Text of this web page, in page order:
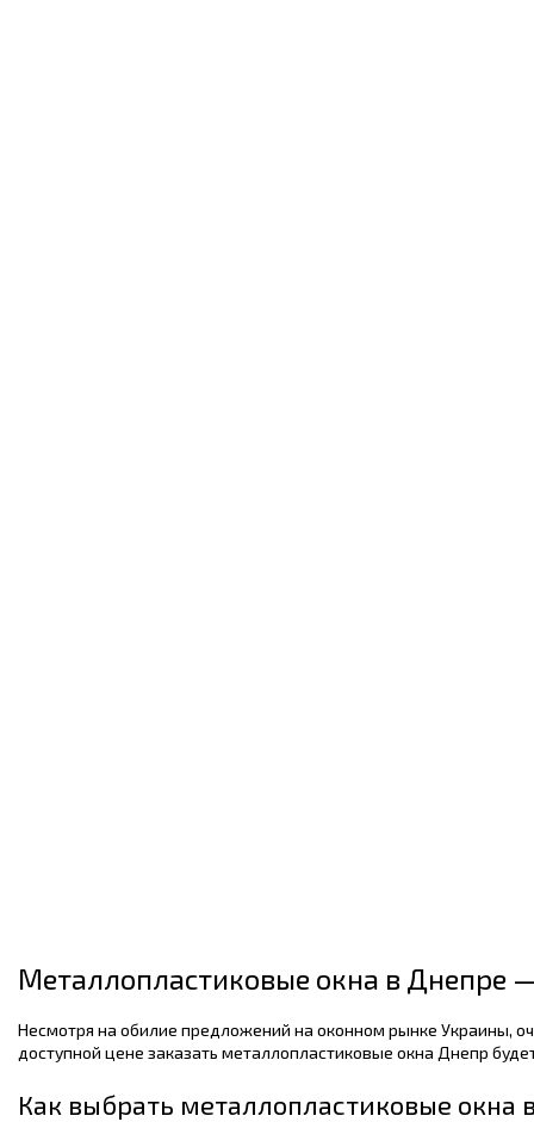
Металлопластиковые окна в Днепре
Несмотря на обилие предложений на оконном рынке Украины,
доступной цене заказать металлопластиковые окна Днепр
Как выбрать металлопластиковые окна